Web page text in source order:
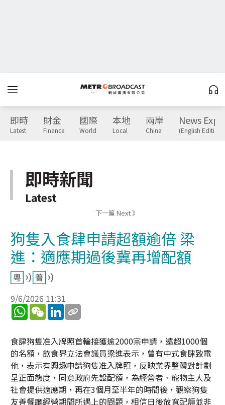
即時
Latest
財金
Finance
國際
World
本地
Local
兩岸
China
News
(English Edition)
即時新聞
Latest
下一篇 Next 》
狗隻入食肆申請超額逾倍 梁
進：適應期過後冀再增配額
9/6/2026 11:31
WhatsApp
WeChatLinkedIn
食肆狗隻准入牌照首輪接獲逾2000宗申請，遠超1000個
的名額，飲食界立法會議員梁進表示，曾有中式食肆致電
他，表示有興趣申請狗隻准入牌照，反映業界整體對計劃
呈正面態度，同意政府先設配額，為經營者、寵物主人及
社會提供適應期，再在3個月至半年的時間後，觀察狗隻
友善餐廳經營期間所遇上的問題，相信日後放寬配額並非